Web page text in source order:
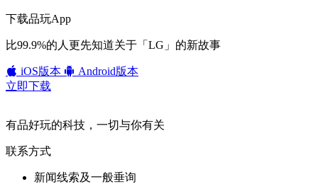
下载品玩App
比99.9%的人更先知道关于「LG」的新故事
iOS版本
Android版本
立即下载
有品好玩的科技，一切与你有关
联系方式
新闻线索及一般垂询